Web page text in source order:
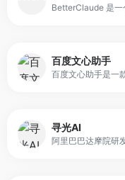
百度文心助手
寻光AI